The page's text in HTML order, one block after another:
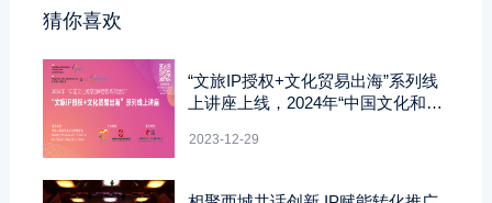
猜你喜欢
“文旅IP授权+文化贸易出海”系列线
上讲座上线，2024年“中国文化和旅
2023-12-29